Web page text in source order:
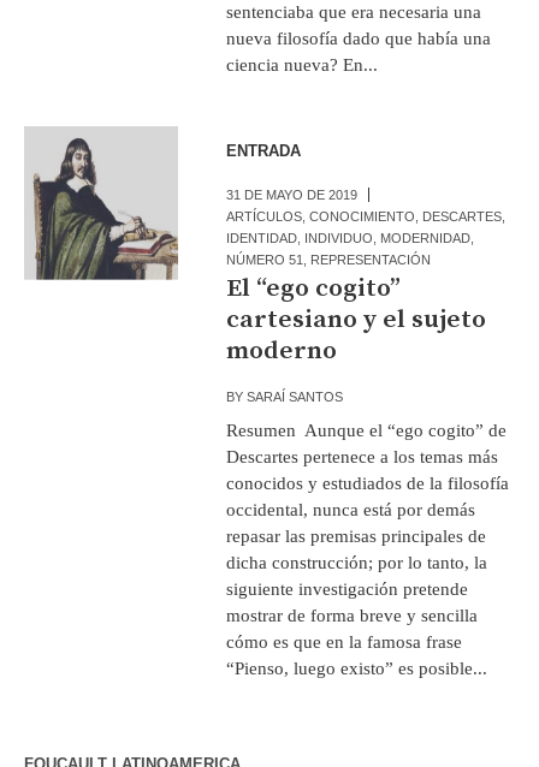
sentenciaba que era necesaria una
nueva filosofía dado que había una
ciencia nueva? En...
ENTRADA
31 DE MAYO DE 2019
ARTÍCULOS ,CONOCIMIENTO DESCARTES
IDENTIDAD INDIVIDUO MODERNIDAD
NÚMERO 51
REPRESENTACIÓN
El “ego cogito”
cartesiano y el sujeto
moderno
BYSARAÍ SANTOS
Resumen Aunque el “ego cogito” de
Descartes pertenece a los temas más
conocidos y estudiados de la filosofía
occidental, nunca está por demás
repasar las premisas principales de
dicha construcción; por lo tanto, la
siguiente investigación pretende
mostrar de forma breve y sencilla
cómo es que en la famosa frase
“Pienso, luego existo” es posible...